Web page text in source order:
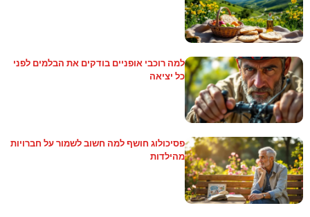
למה רוכבי אופניים בודקים את הבלמים לפני
כל יציאה
פסיכולוג חושף למה חשוב לשמור על חברויות
מהילדות